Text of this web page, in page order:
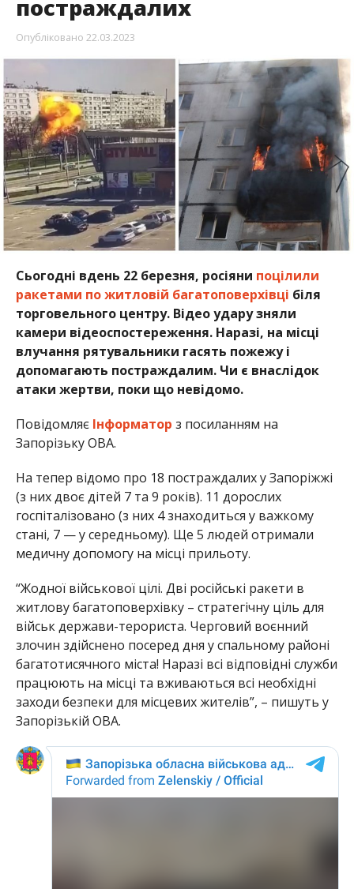
постраждалих
Опубліковано 22.03.2023
Сьогодні вдень 22 березня, росіяни поцілили
ракетами по житловій багатоповерхівці біля
торговельного центру. Відео удару зняли
камери відеоспостереження. Наразі, на місці
влучання рятувальники гасять пожежу і
допомагають постраждалим. Чи є внаслідок
атаки жертви, поки що невідомо.
Повідомляє Інформатор з посиланням на
Запорізьку ОВА.
На тепер відомо про 18 постраждалих у Запоріжжі
(з них двоє дітей 7 та 9 років). 11 дорослих
госпіталізовано (з них 4 знаходиться у важкому
стані, 7 — у середньому). Ще 5 людей отримали
медичну допомогу на місці прильоту.
“Жодної військової цілі. Дві російські ракети в
житлову багатоповерхівку – стратегічну ціль для
військ держави-терориста. Черговий воєнний
злочин здійснено посеред дня у спальному районі
багатотисячного міста! Наразі всі відповідні служби
працюють на місці та вживаються всі необхідні
заходи безпеки для місцевих жителів”, – пишуть у
Запорізькій ОВА.